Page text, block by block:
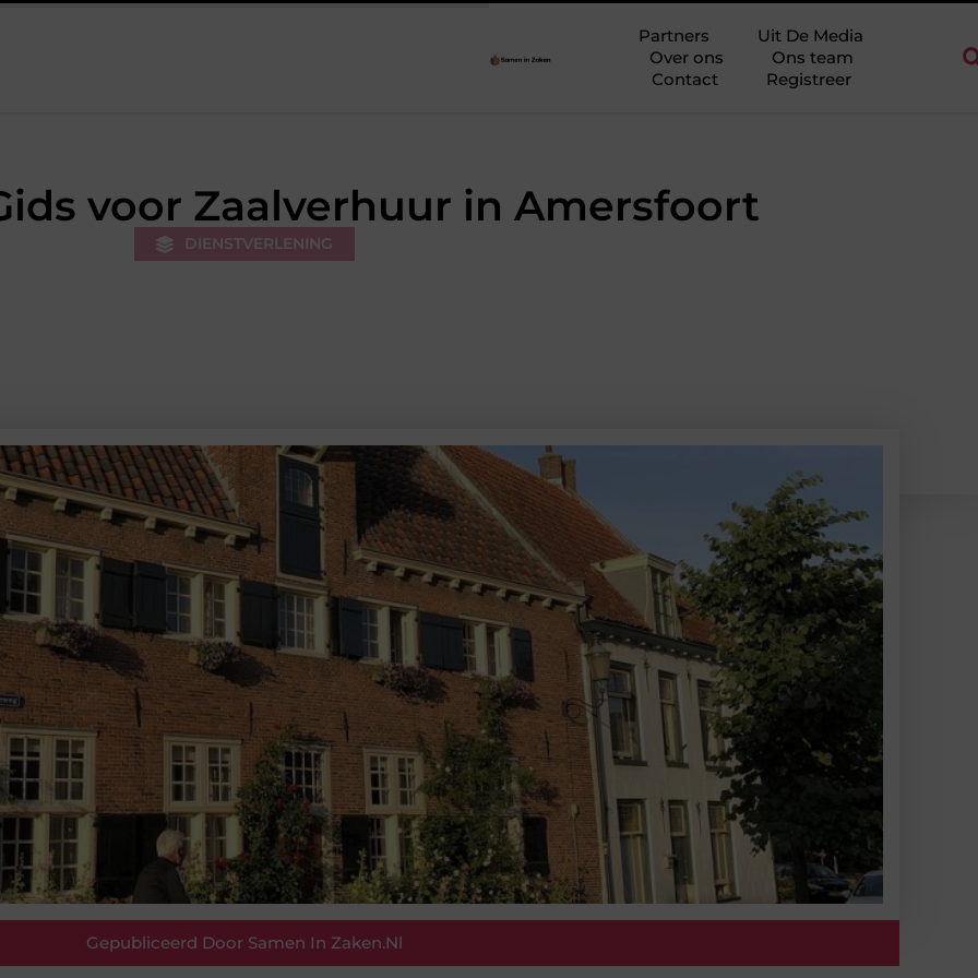
Partners
Uit De Media
Over ons
Ons team
Contact
Registreer
voor Zaalverhuur in Amersfoort
DIENSTVERLENING
Gepubliceerd Door Samen In Zaken.nl